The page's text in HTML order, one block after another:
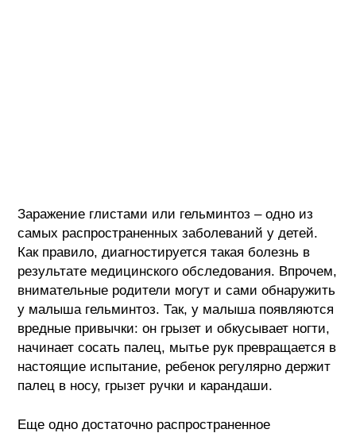
Заражение глистами или гельминтоз – одно из
самых распространенных заболеваний у детей.
Как правило, диагностируется такая болезнь в
результате медицинского обследования. Впрочем,
внимательные родители могут и сами обнаружить
у малыша гельминтоз. Так, у малыша появляются
вредные привычки: он грызет и обкусывает ногти,
начинает сосать палец, мытье рук превращается в
настоящие испытание, ребенок регулярно держит
палец в носу, грызет ручки и карандаши.
Еще одно достаточно распространенное